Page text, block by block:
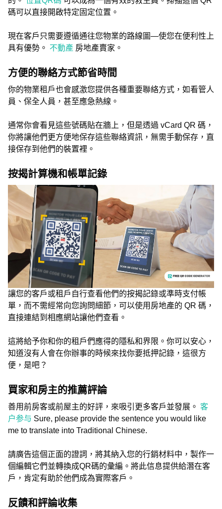
碼可以直接開啟特定固定位置。
現在客戶只需要遵循通往您物業的路線圖—使您在便利性上
具有優勢。 不動產 房地產賣家。
方便的聯絡方式節省時間
你的物業租戶也會感激您提供各種重要聯絡方式，如看管人
員、保全人員，甚至應急熱線。
通常你會看見這些號碼貼在牆上，但是透過 vCard QR 碼，
你將讓他們更方便地保存這些聯絡資訊，無需手動保存，直
接保存到他們的裝置裡。
按揭計算機和帳單記錄
讓您的客戶或租戶自行查看他們的按揭記錄或準時支付帳
單，而不需經常向您詢問細節，可以使用房地產的 QR 碼，
直接連結到相應網站讓他們查看。
這將給予你和你的租戶們應得的隱私和界限。你可以安心，
知道沒有人會在你辦事的時候來找你要抵押記錄，這很方
便，是吧？
買家和房主的推薦評論
善用前房客或前屋主的好評，來吸引更多客戶並發展。 客
户参与 Sure, please provide the sentence you would like
me to translate into Traditional Chinese.
請廣告這個正面的證詞，將其納入您的行銷材料中，製作一
個編輯它們並轉換成QR碼的彙編。將此信息提供給潛在客
戶，肯定有助於他們成為實際客戶。
反饋和評論收集